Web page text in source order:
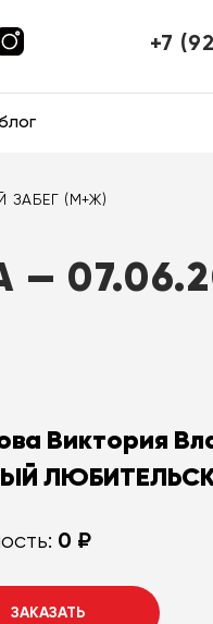
+7
ЗАБЕГ (М+Ж)
Виктория
0 ₽
ЗАКАЗАТЬ